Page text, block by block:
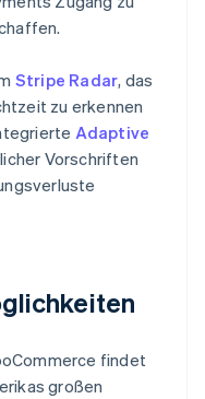
Stripe Radar, das
zu erkennen
Adaptive
Vorschriften
findet
großen